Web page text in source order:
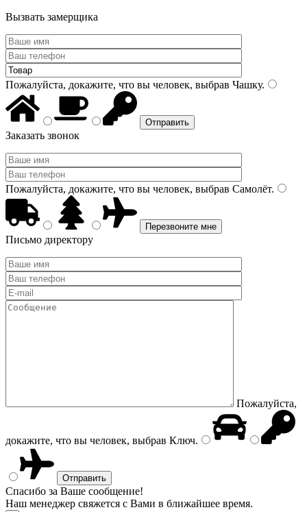
Вызвать замерщика
Пожалуйста, докажите, что вы человек, выбрав Чашку.
Заказать звонок
Пожалуйста, докажите, что вы человек, выбрав Самолёт.
Письмо директору
Пожалуйста,
докажите, что вы человек, выбрав Ключ.
Спасибо за Ваше сообщение!
Наш менеджер свяжется с Вами в ближайшее время.